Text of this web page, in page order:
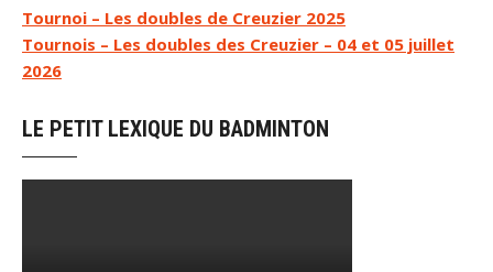
Navigation
de
l’article
Tournoi – Les doubles de Creuzier 2025
Tournois – Les doubles des Creuzier – 04 et 05 juillet
2026
LE PETIT LEXIQUE DU BADMINTON